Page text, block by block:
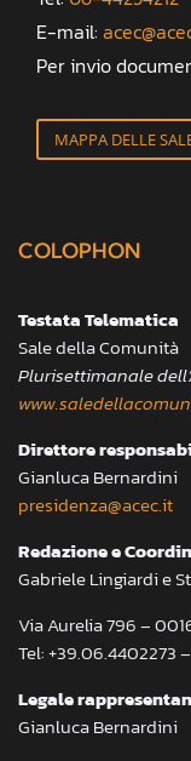
E-mail:
Per invio
MAPPA DELLE
COLOPHON
Testata Telematica
Sale della Comunità
Plurisettimanale
Direttore
Gianluca Bernardini
presidenza@acec.it
Redazione e
Gabriele Lingiardi e
Via Aurelia 796 –
Tel: +39.06.4402273
Legale
Gianluca Bernardini